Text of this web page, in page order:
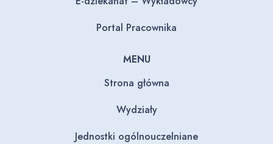
Portal Pracownika
MENU
Strona główna
Wydziały
Jednostki ogólnouczelniane